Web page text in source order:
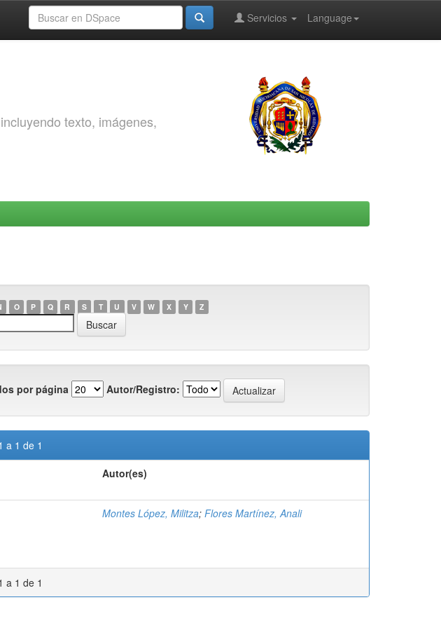
Language
Servicios
texto, imágenes,
O P Q R S T U V W X Y Z
por página Autor/Registro:
a 1 de 1
Autor(es)
Montes López, Militza; Flores Martínez, Anali
a 1 de 1